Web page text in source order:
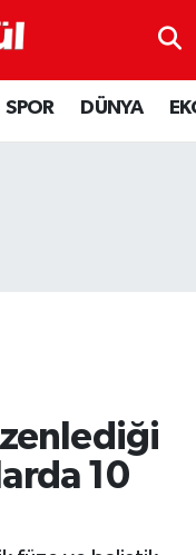
SPOR DÜNYA
10